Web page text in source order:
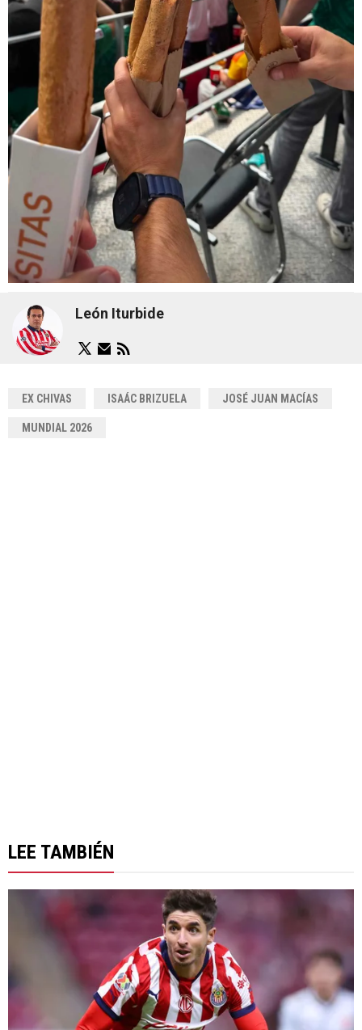
León Iturbide
EX CHIVAS ISAÁC BRIZUELA JOSÉ JUAN MACÍAS
MUNDIAL 2026
LEE TAMBIÉN